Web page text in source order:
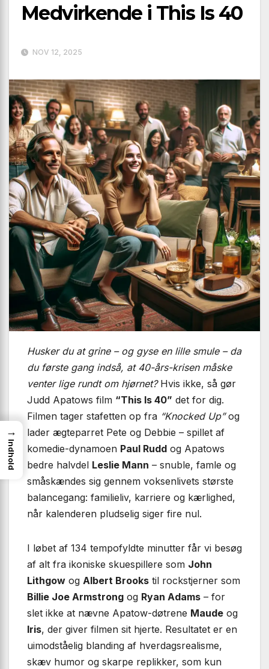
Medvirkende i This Is 40
NOV 12, 2025
Husker du at grine – og gyse en lille smule – da
du første gang indså, at 40-års-krisen måske
venter lige rundt om hjørnet?Hvis ikke, så gør
Judd Apatows film “This Is 40” det for dig.
Filmen tager stafetten op fra “Knocked Up”og
lader ægteparret Pete og Debbie – spillet af
komedie-dynamoen Paul Rudd og Apatows
bedre halvdel Leslie Mann – snuble, famle og
småskændes sig gennem voksenlivets største
balancegang: familieliv, karriere og kærlighed,
når kalenderen pludselig siger fire nul.
I løbet af 134 tempofyldte minutter får vi besøg
af alt fra ikoniske skuespillere som John
Lithgow og Albert Brooks til rockstjerner som
Billie Joe Armstrong og Ryan Adams – for
slet ikke at nævne Apatow-døtrene Maude og
Iris, der giver filmen sit hjerte. Resultatet er en
uimodståelig blanding af hverdagsrealisme,
skæv humor og skarpe replikker, som kun
→
Indhold